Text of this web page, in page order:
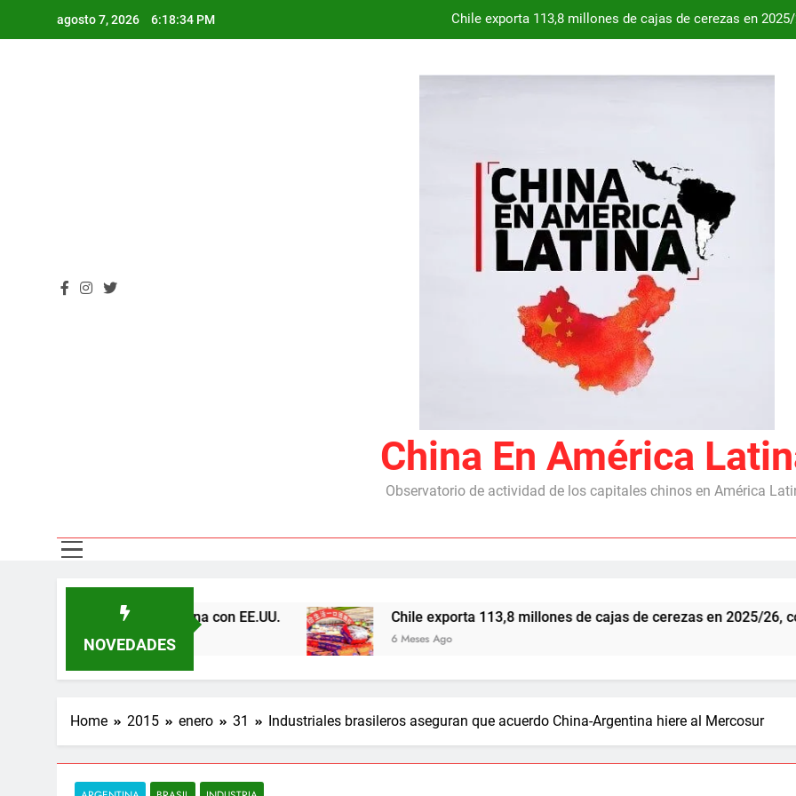
agosto 7, 2026 6:18:35 PM Chile exporta 113,8 millones de cajas de cerezas en
Chile exporta 113,8 millones de cajas de cerezas en
Dependencia de Brasil: por qué la industria automotriz argentina
Desde 2008, el déficit comercial acumulado de Argentina con
China En América
Observatorio de actividad de los capitales chinos en América
NOVEDADES
y tensiona con EE.UU. Chile exporta 113,8 millones de cajas de cerezas en 2025/26, con China
6 Meses Ago
Home 2015 enero 31 Industriales brasileros aseguran que acuerdo China-Argentina hiere al Mercosur